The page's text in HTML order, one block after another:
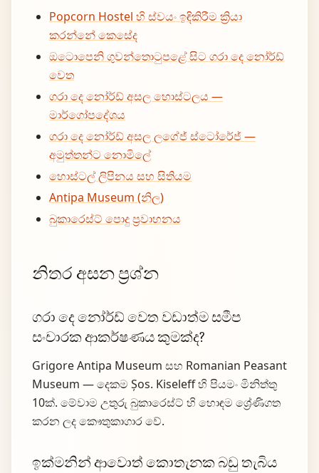
Popcorn Hostel හි ස්වයං ඉඳිකිරීම ක්‍රියා
කරන්නේ කෙසේද
ඔටොපෙනි ගුවන්තොටුපළේ සිට ගරා දෙ නෝර්ඩ්
වෙත
ගරා දෙ නෝර්ඩ් අසල හොස්ටලය —
මාර්ගෝපදේශය
ගරා දෙ නෝර්ඩ් අසල ලගේජ් ස්ටෝරේජ් —
අමුත්තන්ට නොමිලේ
හොස්ටල් ලිපිනය සහ සිතියම
Antipa Museum (නිල)
බුකාරෙස්ට් පොදු ප්‍රවාහනය
නිතර අසන ප්‍රශ්න
ගරා දෙ නෝර්ඩ් වෙත වඩාත්ම සමීප
සංචාරක ආකර්ෂණය කුමක්ද?
Grigore Antipa Museum සහ Romanian Peasant
Museum — දෙකම Șos. Kiseleff හි පියමං මිනිත්තු
10ක්. මේවාම උතුරු බුකාරෙස්ට් හි හොඳම ශ්‍රේණිගත
කරන ලද කෞතුකාගාර වේ.
ඉක්මනින් ආවොත් කොතැනක බඩු තැබිය